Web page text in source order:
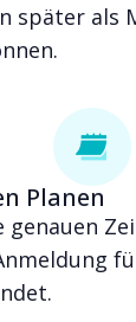
später als
Planen
genauen